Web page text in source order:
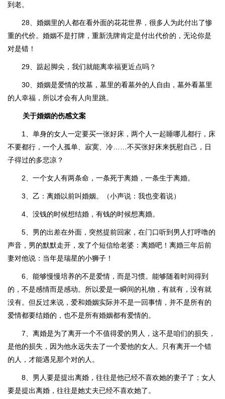
到老。
28、婚姻里的人都在看外面的花花世界，很多人为此付出了惨
重的代价。婚姻不是打牌，重新洗牌肯定是付出代价的，无论你是
对是错！
29、踮起脚尖，我们就能离幸福更近点吗？
30、婚姻是爱情的坟墓，墓里的看墓外的人自由，墓外看墓里
的人幸福，所以才会有人向里跳。
关于婚姻的伤感文案
1、单身的女人一定要买一张好床，两个人一起睡哪儿都行，床
不要都行，一个人孤单、寂寞、冷……不买张好床来抚慰自己，日
子得过的多悲凉？
2、一个女人有两条命，一条死于离婚，一条生于离婚。
3、乙：离婚以前叫婚姻。（小声说：我也变着说）
4、没钱的时候想结婚，有钱的时候想离婚。
5、男的出差在外面，突然提前回家，在门口听到男人打呼噜的
声音，男的默默走开，发了个短信给老婆：离婚吧！离婚三年后前
妻对他说：当年是瑞星的小狮子！
6、能够慢慢培养的不是爱情，而是习惯。能够随着时间得到
的，不是感情而是感动。所以爱是一瞬间的礼物，有就有，没有就
没有。但反过来说，爱和婚姻实际并不是一回事情，并不是所有的
爱情都要结婚的，也不是所有婚姻都有爱情的。
7、离婚是为了离开一个不值得爱的男人，这不是咱们的损失，
是他的损失，因为他永远失去了一个爱他的女人。只有离开一个错
的人，才能遇见那个对的人。
8、男人要是提出离婚，往往是他已经不喜欢她的妻子了；女人
要是提出离婚，往往是她丈夫已经不喜欢她了。